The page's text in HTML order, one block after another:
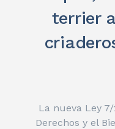
terrier
La nueva Ley
Derechos y el